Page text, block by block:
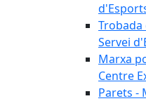
Trobada
Servei
Marxa
Centre
Parets -